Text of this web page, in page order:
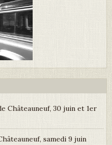
Châteauneuf, 30 juin et 1er
samedi 9 juin